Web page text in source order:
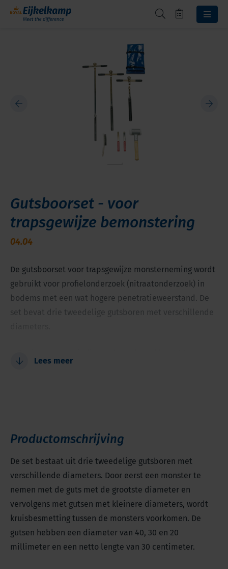
Gutsboorset - voor
trapsgewijze bemonstering
04.04
De gutsboorset voor trapsgewijze monsterneming wordt
gebruikt voor profielonderzoek (nitraatonderzoek) in
bodems met een wat hogere penetratieweerstand. De
set bevat drie tweedelige gutsboren met verschillende
beperken
Ideaal voor milieukundig en archeologisch
Lees meer
Productomschrijving
De set bestaat uit drie tweedelige gutsboren met
verschillende diameters. Door eerst een monster te
nemen met de guts met de grootste diameter en
vervolgens met gutsen met kleinere diameters, wordt
kruisbesmetting tussen de monsters voorkomen. De
gutsen hebben een diameter van 40, 30 en 20
millimeter en een netto lengte van 30 centimeter.